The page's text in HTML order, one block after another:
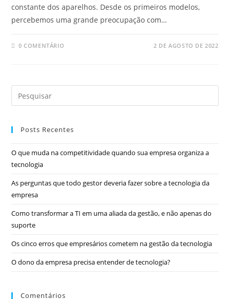
constante dos aparelhos. Desde os primeiros modelos,
percebemos uma grande preocupação com…
0 COMENTÁRIO 2 DE AGOSTO DE 2022
Posts Recentes
O que muda na competitividade quando sua empresa organiza a
tecnologia
As perguntas que todo gestor deveria fazer sobre a tecnologia da
empresa
Como transformar a TI em uma aliada da gestão, e não apenas do
suporte
Os cinco erros que empresários cometem na gestão da tecnologia
O dono da empresa precisa entender de tecnologia?
Comentários